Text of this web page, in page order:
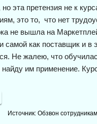
эта претензия не к
это то, что нет
не вышла на
самой как поставщик и в
Не жалею, что
им применение.
Источник: Обзвон